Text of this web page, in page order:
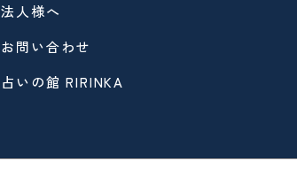
法人様へ
お問い合わせ
占いの館 RIRINKA